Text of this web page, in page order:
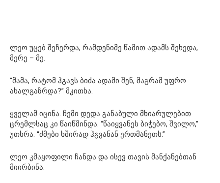
ლეო უცებ შეჩერდა, რამდენიმე წამით ადამს შეხედა,
მერე – მე.
“მამა, რატომ ჰგავს ბიძა ადამი შენ, მაგრამ უფრო
ახალგაზრდა?” მკითხა.
ყველამ იცინა. ჩემი დედა განაბული მხიარულებით
ცრემლსაც კი წაიწმინდა. “წაიყვანეს ბიჭებო, შვილო,”
უთხრა. “ძმები ხშირად ჰგვანან ერთმანეთს.”
ლეო კმაყოფილი ჩანდა და ისევ თავის მანქანებთან
მიირბინა.